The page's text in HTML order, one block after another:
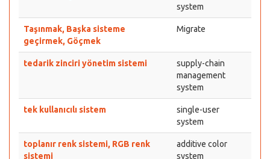
system
Taşınmak, Başka sisteme
geçirmek, Göçmek
Migrate
tedarik zinciri yönetim sistemi
supply-chain
management
system
tek kullanıcılı sistem
single-user
system
toplanır renk sistemi, RGB renk
sistemi
additive color
system